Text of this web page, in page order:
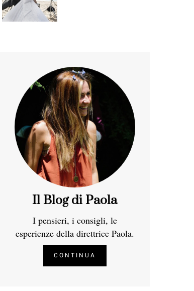
Il Blog di Paola
I pensieri, i consigli, le
esperienze della direttrice Paola.
CONTINUA